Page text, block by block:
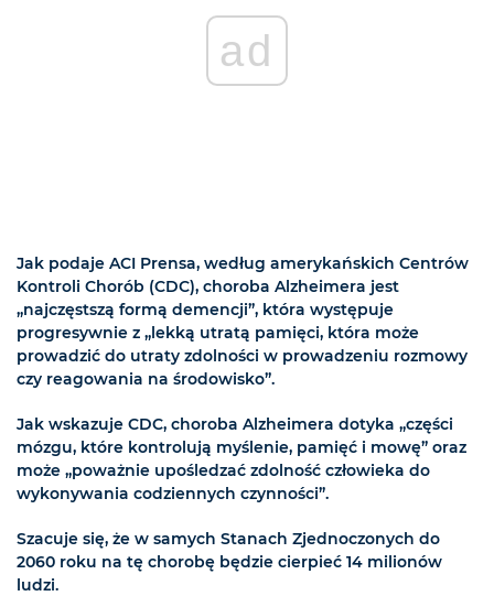
ad
Jak podaje ACI Prensa, według amerykańskich Centrów
Kontroli Chorób (CDC), choroba Alzheimera jest
„najczęstszą formą demencji”, która występuje
progresywnie z „lekką utratą pamięci, która może
prowadzić do utraty zdolności w prowadzeniu rozmowy
czy reagowania na środowisko”.
Jak wskazuje CDC, choroba Alzheimera dotyka „części
mózgu, które kontrolują myślenie, pamięć i mowę” oraz
może „poważnie upośledzać zdolność człowieka do
wykonywania codziennych czynności”.
Szacuje się, że w samych Stanach Zjednoczonych do
2060 roku na tę chorobę będzie cierpieć 14 milionów
ludzi.